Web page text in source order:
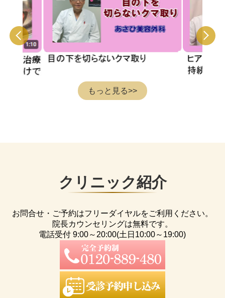
もっと見る>>
クリニック紹介
お問合せ・ご予約はフリーダイヤルをご利用ください。
院長カウンセリングは無料です。
電話受付 9:00～20:00(土日10:00～19:00)